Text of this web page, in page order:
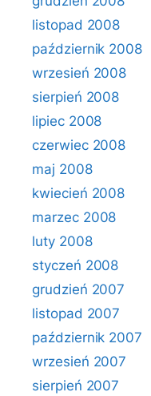
listopad 2008
październik 2008
wrzesień 2008
sierpień 2008
lipiec 2008
czerwiec 2008
maj 2008
kwiecień 2008
marzec 2008
luty 2008
styczeń 2008
grudzień 2007
listopad 2007
październik 2007
wrzesień 2007
sierpień 2007